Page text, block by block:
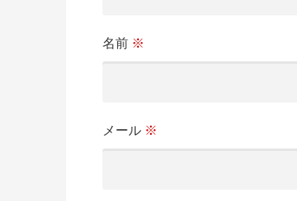
名前 ※
メール ※